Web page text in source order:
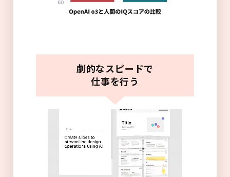
劇的なスピードで
仕事を行う